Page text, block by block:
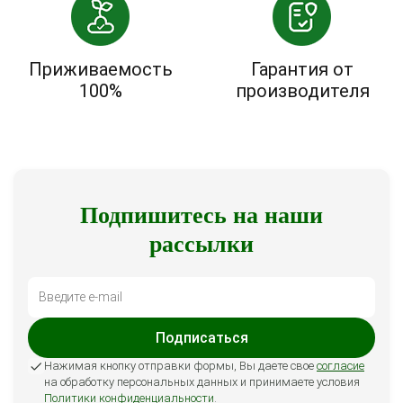
Приживаемость
100%
Гарантия от
производителя
Подпишитесь на наши
рассылки
Подписаться
Нажимая кнопку отправки формы, Вы даете свое согласие
на обработку персональных данных и принимаете условия
Политики конфиденциальности.